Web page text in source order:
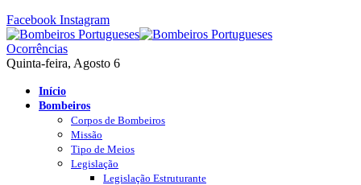
Facebook Instagram
Ocorrências
Quinta-feira, Agosto 6
Início
Bombeiros
Corpos de Bombeiros
Missão
Tipo de Meios
Legislação
Legislação Estruturante